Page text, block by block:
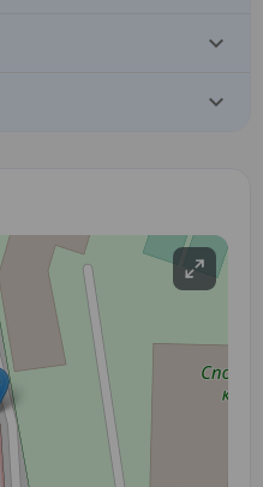
keyboard_arrow_down
keyboard_arrow_down